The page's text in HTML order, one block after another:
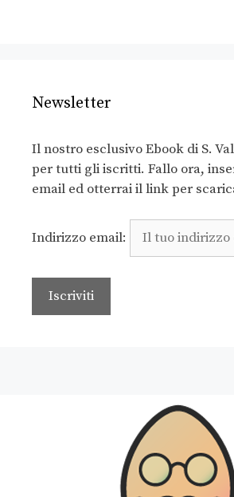
Newsletter
Il nostro esclusivo Ebook di S.
per tutti gli iscritti. Fallo ora,
email ed otterrai il link per
Indirizzo email: